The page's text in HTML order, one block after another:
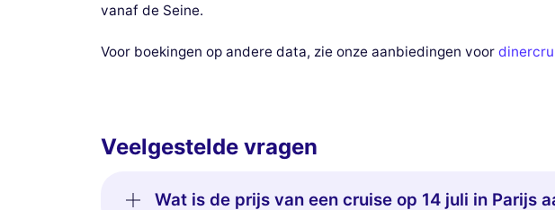
vanaf de Seine.
Voor boekingen op andere data, zie onze aanbiedingen voor
Veelgestelde vragen
Wat is de prijs van een cruise op 14 juli in Parijs